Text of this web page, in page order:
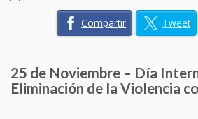
Compartir Tweet
25 de Noviembre – Día
Eliminación de la Violencia